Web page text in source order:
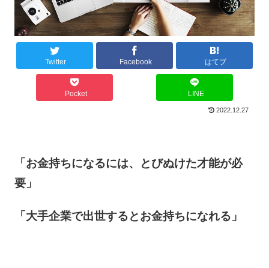
Twitter Facebook はてブ
Pocket LINE
2022.12.27
「お金持ちになるには、とびぬけた才能が必
要」
「大手企業で出世するとお金持ちになれる」